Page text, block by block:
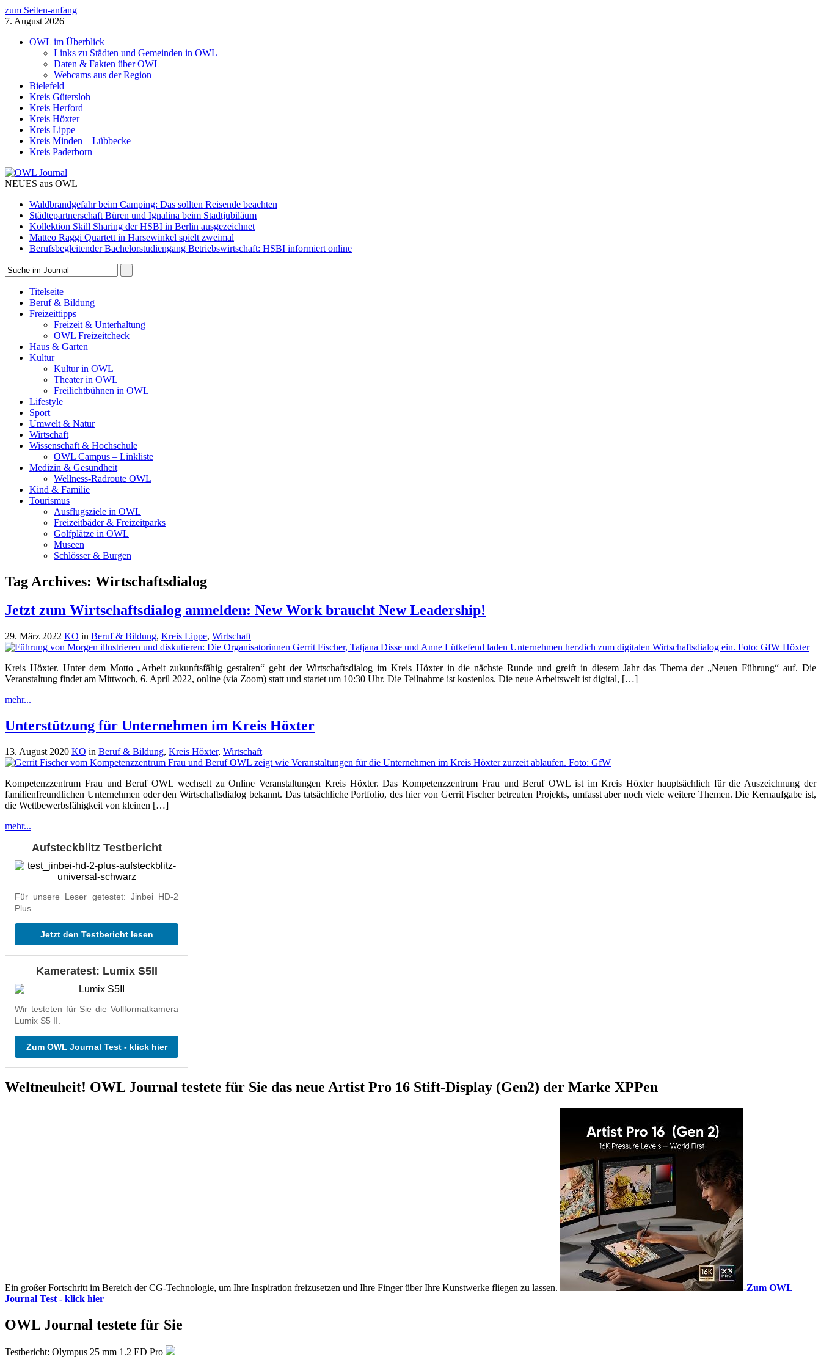
zum Seiten-anfang
7. August 2026
OWL im Überblick
Links zu Städten und Gemeinden in OWL
Daten & Fakten über OWL
Webcams aus der Region
Bielefeld
Kreis Gütersloh
Kreis Herford
Kreis Höxter
Kreis Lippe
Kreis Minden – Lübbecke
Kreis Paderborn
NEUES aus OWL
Waldbrandgefahr beim Camping: Das sollten Reisende beachten
Städtepartnerschaft Büren und Ignalina beim Stadtjubiläum
Kollektion Skill Sharing der HSBI in Berlin ausgezeichnet
Matteo Raggi Quartett in Harsewinkel spielt zweimal
Berufsbegleitender Bachelorstudiengang Betriebswirtschaft: HSBI informiert online
Titelseite
Beruf & Bildung
Freizeittipps
Freizeit & Unterhaltung
OWL Freizeitcheck
Haus & Garten
Kultur
Kultur in OWL
Theater in OWL
Freilichtbühnen in OWL
Lifestyle
Sport
Umwelt & Natur
Wirtschaft
Wissenschaft & Hochschule
OWL Campus – Linkliste
Medizin & Gesundheit
Wellness-Radroute OWL
Kind & Familie
Tourismus
Ausflugsziele in OWL
Freizeitbäder & Freizeitparks
Golfplätze in OWL
Museen
Schlösser & Burgen
Tag Archives: Wirtschaftsdialog
Jetzt zum Wirtschaftsdialog anmelden: New Work braucht New Leadership!
29. März 2022 KO in Beruf & Bildung, Kreis Lippe, Wirtschaft
Kreis Höxter. Unter dem Motto „Arbeit zukunftsfähig gestalten“ geht der Wirtschaftsdialog im Kreis Höxter in die nächste Runde und greift in diesem Jahr das Thema der „Neuen Führung“ auf. Die
Veranstaltung findet am Mittwoch, 6. April 2022, online (via Zoom) statt und startet um 10:30 Uhr. Die Teilnahme ist kostenlos. Die neue Arbeitswelt ist digital, […]
mehr...
Unterstützung für Unternehmen im Kreis Höxter
13. August 2020 KO in Beruf & Bildung, Kreis Höxter, Wirtschaft
Kompetenzzentrum Frau und Beruf OWL wechselt zu Online Veranstaltungen Kreis Höxter. Das Kompetenzzentrum Frau und Beruf OWL ist im Kreis Höxter hauptsächlich für die Auszeichnung der
familienfreundlichen Unternehmen oder den Wirtschaftsdialog bekannt. Das tatsächliche Portfolio, des hier von Gerrit Fischer betreuten Projekts, umfasst aber noch viele weitere Themen. Die Kernaufgabe ist,
die Wettbewerbsfähigkeit von kleinen […]
mehr...
Aufsteckblitz Testbericht
Für unsere Leser getestet: Jinbei HD-2
Plus.
Jetzt den Testbericht lesen
Kameratest: Lumix S5II
Wir testeten für Sie die Vollformatkamera
Lumix S5 II.
Zum OWL Journal Test - klick hier
Weltneuheit! OWL Journal testete für Sie das neue Artist Pro 16 Stift-Display (Gen2) der Marke XPPen
Ein großer Fortschritt im Bereich der CG-Technologie, um Ihre Inspiration freizusetzen und Ihre Finger über Ihre Kunstwerke fliegen zu lassen. -Zum OWL
Journal Test - klick hier
OWL Journal testete für Sie
Testbericht: Olympus 25 mm 1.2 ED Pro